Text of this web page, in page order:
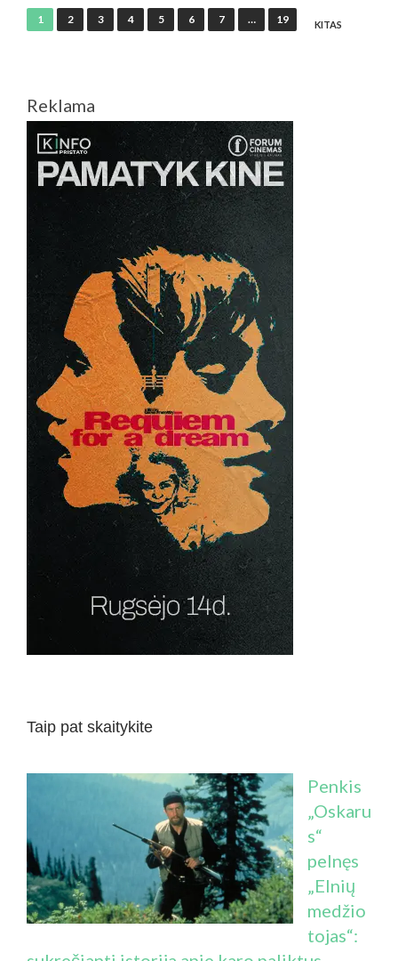
NUO
Įrašų
1 2 3 4 5 6 7 … 19 KITAS
Reklama
Taip pat skaitykite
Penkis
„Oskaru
s“
pelnęs
„Elnių
medžio
tojas“: